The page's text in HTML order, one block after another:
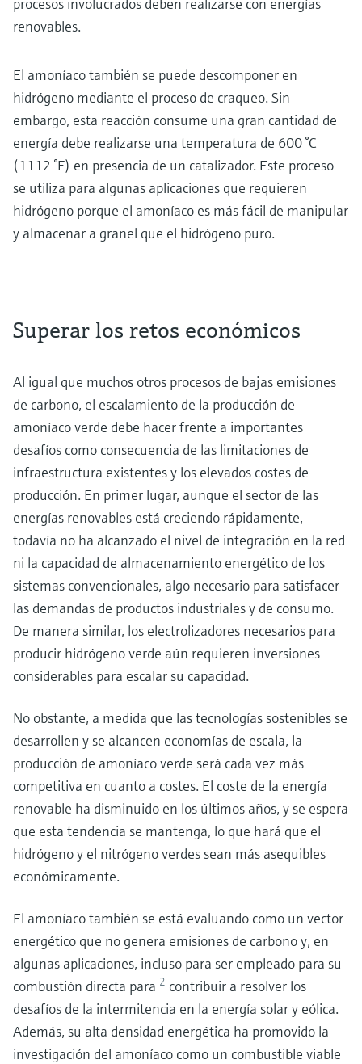
renovables.
El amoníaco también se puede descomponer en
hidrógeno mediante el proceso de craqueo. Sin
embargo, esta reacción consume una gran cantidad de
energía debe realizarse una temperatura de 600 °C
(1112 °F) en presencia de un catalizador. Este proceso
se utiliza para algunas aplicaciones que requieren
hidrógeno porque el amoníaco es más fácil de manipular
y almacenar a granel que el hidrógeno puro.
Superar los retos económicos
Al igual que muchos otros procesos de bajas emisiones
de carbono, el escalamiento de la producción de
amoníaco verde debe hacer frente a importantes
desafíos como consecuencia de las limitaciones de
infraestructura existentes y los elevados costes de
producción. En primer lugar, aunque el sector de las
energías renovables está creciendo rápidamente,
todavía no ha alcanzado el nivel de integración en la red
ni la capacidad de almacenamiento energético de los
sistemas convencionales, algo necesario para satisfacer
las demandas de productos industriales y de consumo.
De manera similar, los electrolizadores necesarios para
producir hidrógeno verde aún requieren inversiones
considerables para escalar su capacidad.
No obstante, a medida que las tecnologías sostenibles se
desarrollen y se alcancen economías de escala, la
producción de amoníaco verde será cada vez más
competitiva en cuanto a costes. El coste de la energía
renovable ha disminuido en los últimos años, y se espera
que esta tendencia se mantenga, lo que hará que el
hidrógeno y el nitrógeno verdes sean más asequibles
económicamente.
El amoníaco también se está evaluando como un vector
energético que no genera emisiones de carbono y, en
algunas aplicaciones, incluso para ser empleado para su
combustión directa para 2 contribuir a resolver los
desafíos de la intermitencia en la energía solar y eólica.
Además, su alta densidad energética ha promovido la
investigación del amoníaco como un combustible viable